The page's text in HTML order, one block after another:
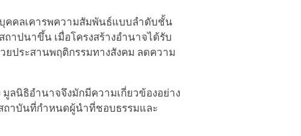
คคลเคารพความสัมพันธ์แบบลำดับชั้น
ปนาขึ้น เมื่อโครงสร้างอำนาจได้รับ
ยประสานพฤติกรรมทางสังคม ลดความ
ลนิธิอำนาจจึงมักมีความเกี่ยวข้องอย่าง
ถาบันที่กำหนดผู้นำที่ชอบธรรมและ